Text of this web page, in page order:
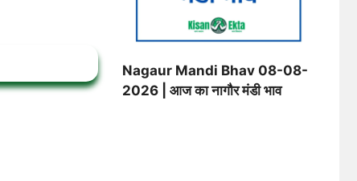
Nagaur Mandi Bhav 08-08-
2026 | आज का नागौर मंडी भाव